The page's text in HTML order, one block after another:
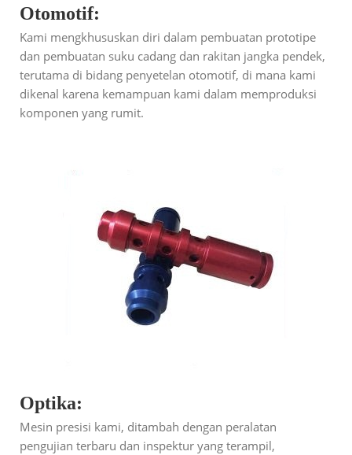
Otomotif:
Kami mengkhususkan diri dalam pembuatan prototipe
dan pembuatan suku cadang dan rakitan jangka pendek,
terutama di bidang penyetelan otomotif, di mana kami
dikenal karena kemampuan kami dalam memproduksi
komponen yang rumit.
Optika:
Mesin presisi kami, ditambah dengan peralatan
pengujian terbaru dan inspektur yang terampil,